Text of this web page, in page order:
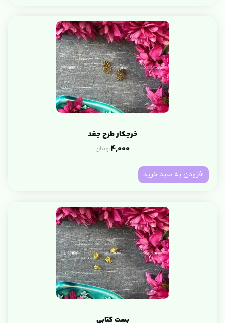
خرجکار طرح جغد
4,000تومان
افزودن به سبد خرید
بست کتابی